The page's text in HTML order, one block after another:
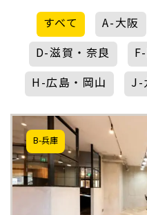
すべて A-大阪
D-滋賀・奈良
H-広島・岡山 J-
B-兵庫